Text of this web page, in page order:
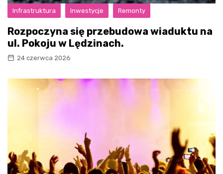
Infrastruktura Inwestycje Remonty
Rozpoczyna się przebudowa wiaduktu na
ul. Pokoju w Lędzinach.
24 czerwca 2026